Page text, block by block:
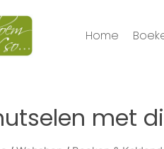
Home
met